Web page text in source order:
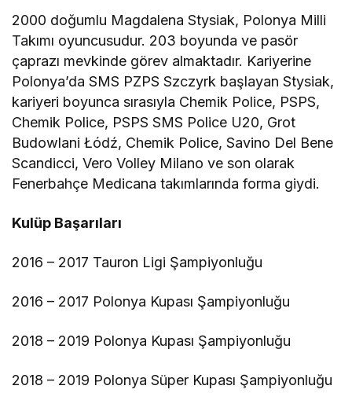
2000 doğumlu Magdalena Stysiak, Polonya Milli
Takımı oyuncusudur. 203 boyunda ve pasör
çaprazı mevkinde görev almaktadır. Kariyerine
Polonya’da SMS PZPS Szczyrk başlayan Stysiak,
kariyeri boyunca sırasıyla Chemik Police, PSPS,
Chemik Police, PSPS SMS Police U20, Grot
Budowlani Łódź, Chemik Police, Savino Del Bene
Scandicci, Vero Volley Milano ve son olarak
Fenerbahçe Medicana takımlarında forma giydi.
Kulüp Başarıları
2016 – 2017 Tauron Ligi Şampiyonluğu
2016 – 2017 Polonya Kupası Şampiyonluğu
2018 – 2019 Polonya Kupası Şampiyonluğu
2018 – 2019 Polonya Süper Kupası Şampiyonluğu